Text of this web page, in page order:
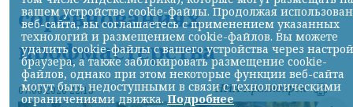
соревнованиях
профмастерства
07.08.2026 22:13 НИА-Красноярск
вашем устройстве cookie-файлы. Продолжая
веб-сайта, вы соглашаетесь с применением указанных
технологий и размещением cookie-файлов. Вы можете
удалить cookie-файлы с вашего устройства через
браузера, а также заблокировать размещение cookie-
файлов, однако при этом некоторые функции веб-сайта
могут быть недоступными в связи с технологическими
ограничениями движка.Подробнее